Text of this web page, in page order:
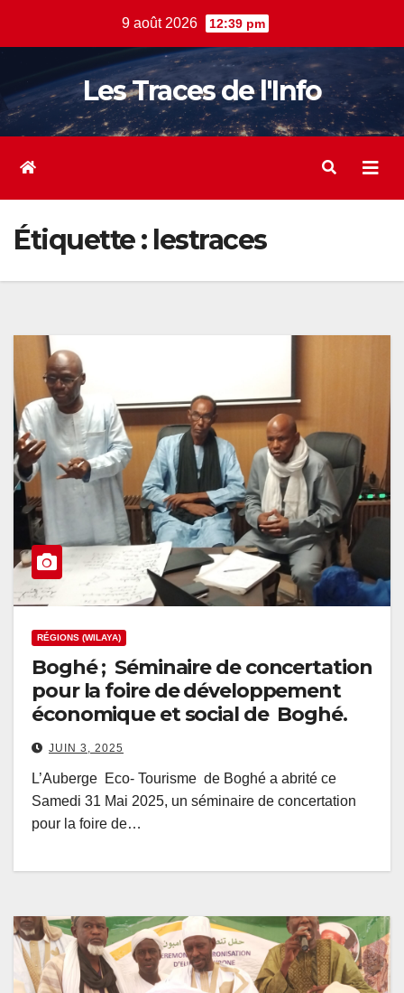
9 août 2026 12:39 pm
Les Traces de l'Info
Étiquette : lestraces
RÉGIONS (WILAYA)
Boghé ; Séminaire de concertation
pour la foire de développement
économique et social de Boghé.
JUIN 3, 2025
L’Auberge Eco- Tourisme de Boghé a abrité ce
Samedi 31 Mai 2025, un séminaire de concertation
pour la foire de…